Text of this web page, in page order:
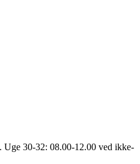
30-32: 08.00-12.00 ved ikke-